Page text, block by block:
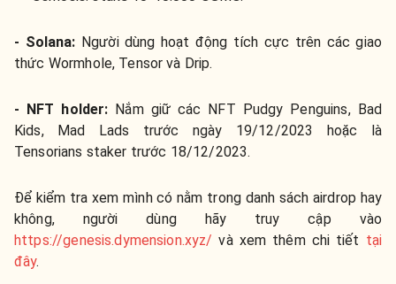
- Solana: Người dùng hoạt động tích cực trên các giao
thức Wormhole, Tensor và Drip.
- NFT holder: Nắm giữ các NFT Pudgy Penguins, Bad
Kids, Mad Lads trước ngày 19/12/2023 hoặc là
Tensorians staker trước 18/12/2023.
Để kiểm tra xem mình có nằm trong danh sách airdrop hay
không, người dùng hãy truy cập vào
https://genesis.dymension.xyz/ và xem thêm chi tiết tại
đây.